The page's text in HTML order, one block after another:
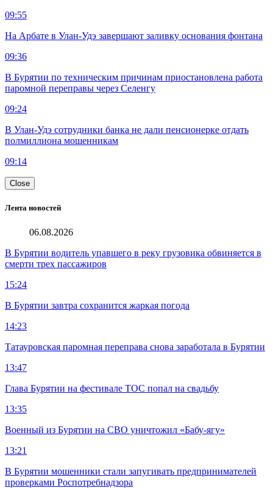
09:55
На Арбате в Улан-Удэ завершают заливку основания фонтана
09:36
В Бурятии по техническим причинам приостановлена работа
паромной переправы через Селенгу
09:24
В Улан-Удэ сотрудники банка не дали пенсионерке отдать
полмиллиона мошенникам
09:14
Close
Лента новостей
06.08.2026
В Бурятии водитель упавшего в реку грузовика обвиняется в
смерти трех пассажиров
15:24
В Бурятии завтра сохранится жаркая погода
14:23
Татауровская паромная переправа снова заработала в Бурятии
13:47
Глава Бурятии на фестивале ТОС попал на свадьбу
13:35
Военный из Бурятии на СВО уничтожил «Бабу-ягу»
13:21
В Бурятии мошенники стали запугивать предпринимателей
проверками Роспотребнадзора